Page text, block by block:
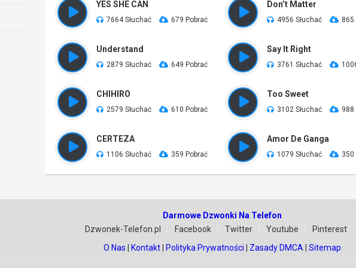
YES SHE CAN
7664 Słuchać 679 Pobrać
Don’t Matter
4956 Słuchać 865
Understand
2879 Słuchać 649 Pobrać
Say It Right
3761 Słuchać
CHIHIRO
2579 Słuchać 610 Pobrać
Too Sweet
3102 Słuchać 988
CERTEZA
1106 Słuchać 359 Pobrać
Amor De Ganga
1079 Słuchać 350
Darmowe Dzwonki Na Telefon
Dzwonek-Telefon.pl
Facebook Twitter Youtube
Pinterest
O Nas
Kontakt| Polityka Prywatności Zasady DMCA Sitemap